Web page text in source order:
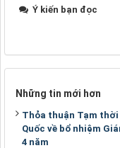
Ý kiến bạn đọc
Những tin mới hơn
Thỏa thuận Tạm
Quốc về bổ nhiệm
4 năm